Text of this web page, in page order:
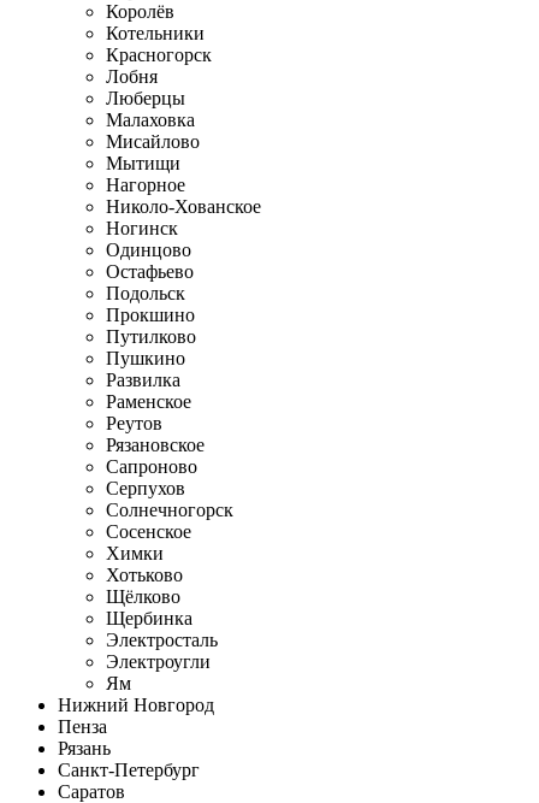
Королёв
Котельники
Красногорск
Лобня
Люберцы
Малаховка
Мисайлово
Мытищи
Нагорное
Николо-Хованское
Ногинск
Одинцово
Остафьево
Подольск
Прокшино
Путилково
Пушкино
Развилка
Раменское
Реутов
Рязановское
Сапроново
Серпухов
Солнечногорск
Сосенское
Химки
Хотьково
Щёлково
Щербинка
Электросталь
Электроугли
Ям
Нижний Новгород
Пенза
Рязань
Санкт-Петербург
Саратов